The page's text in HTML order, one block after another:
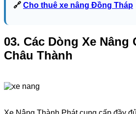
🔗 Cho thuê xe nâng Đồng Tháp
03. Các Dòng Xe Nâng
Châu Thành